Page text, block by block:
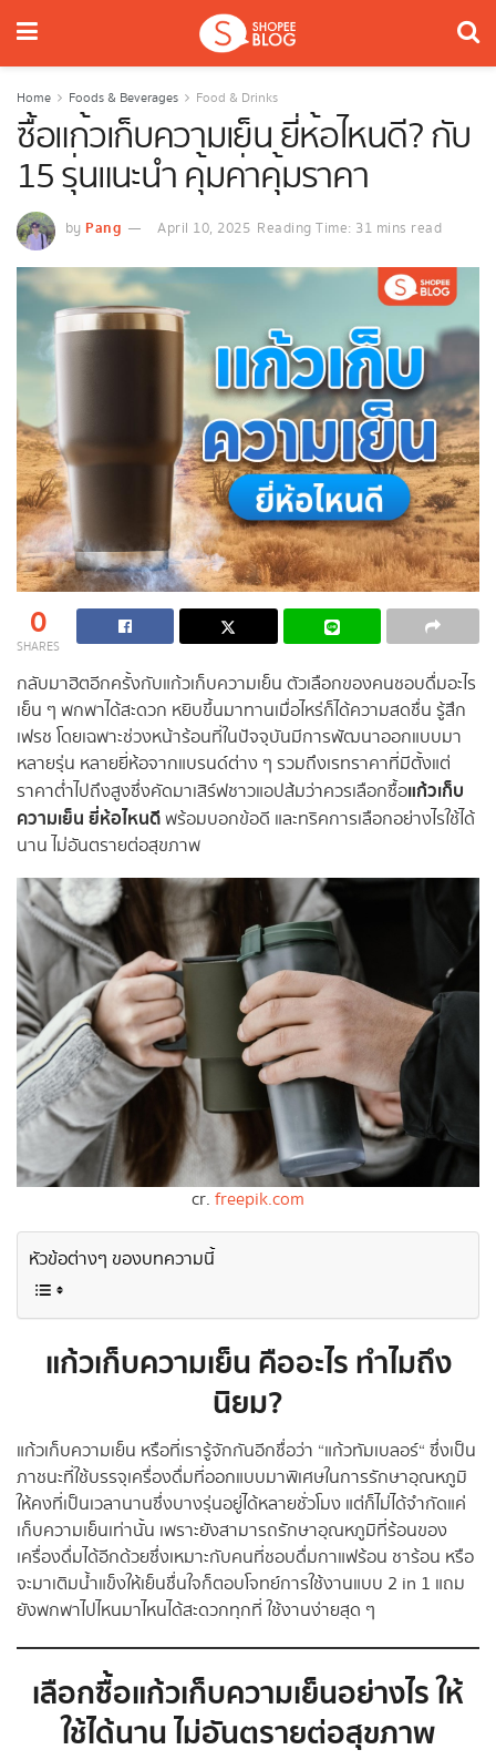
Home Foods & Beverages Food & Drinks
ซื้อแก้วเก็บความเย็น ยี่ห้อไหนดี? กับ
15 รุ่นแนะนำ คุ้มค่าคุ้มราคา
by Pang April 10, 2025 Reading Time: 31 mins read
0
SHARES
กลับมาฮิตอีกครั้งกับแก้วเก็บความเย็น ตัวเลือกของคนชอบดื่มอะไร
เย็น ๆ พกพาได้สะดวก หยิบขึ้นมาทานเมื่อไหร่ก็ได้ความสดชื่น รู้สึก
เฟรช โดยเฉพาะช่วงหน้าร้อนที่ในปัจจุบันมีการพัฒนาออกแบบมา
หลายรุ่น หลายยี่ห้อจากแบรนด์ต่าง ๆ รวมถึงเรทราคาที่มีตั้งแต่
ราคาต่ำไปถึงสูงซึ่งคัดมาเสิร์ฟชาวแอปส้มว่าควรเลือกซื้อแก้วเก็บ
ความเย็น ยี่ห้อไหนดีพร้อมบอกข้อดี และทริคการเลือกอย่างไรใช้ได้
นาน ไม่อันตรายต่อสุขภาพ
cr. freepik.com
หัวข้อต่างๆ ของบทความนี้
แก้วเก็บความเย็น คืออะไร ทำไมถึง
นิยม?
แก้วเก็บความเย็น หรือที่เรารู้จักกันอีกชื่อว่า “แก้วทัมเบลอร์“ ซึ่งเป็น
ภาชนะที่ใช้บรรจุเครื่องดื่มที่ออกแบบมาพิเศษในการรักษาอุณหภูมิ
ให้คงที่เป็นเวลานานซึ่งบางรุ่นอยู่ได้หลายชั่วโมง แต่ก็ไม่ได้จำกัดแค่
เก็บความเย็นเท่านั้น เพราะยังสามารถรักษาอุณหภูมิที่ร้อนของ
เครื่องดื่มได้อีกด้วยซึ่งเหมาะกับคนที่ชอบดื่มกาแฟร้อน ชาร้อน หรือ
จะมาเติมน้ำแข็งให้เย็นชื่นใจก็ตอบโจทย์การใช้งานแบบ 2 in 1 แถม
ยังพกพาไปไหนมาไหนได้สะดวกทุกที่ ใช้งานง่ายสุด ๆ
เลือกซื้อแก้วเก็บความเย็นอย่างไร ให้
ใช้ได้นาน ไม่อันตรายต่อสุขภาพ